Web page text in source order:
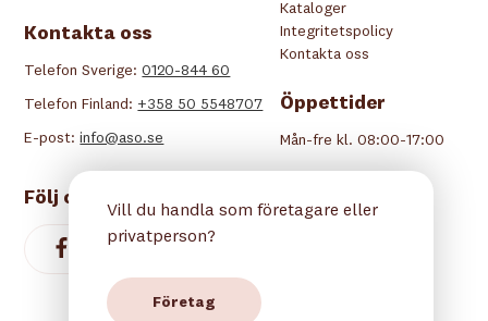
Kataloger
Integritetspolicy
Kontakta oss
Öppettider
Mån-fre kl. 08:00-17:00
Kontakta oss
Telefon Sverige:0120-844 60
Telefon Finland: +358 50 5548707
E-post:info@aso.se
Följ oss
Vill du handla som företagare eller
privatperson?
Företag